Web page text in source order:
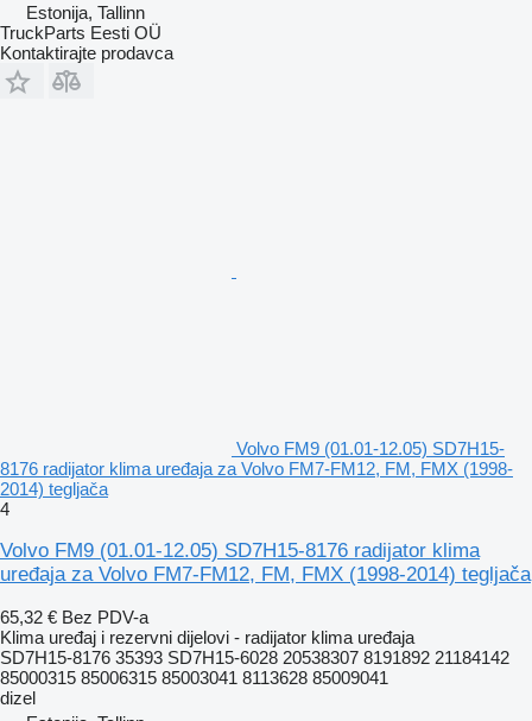
Estonija, Tallinn
TruckParts Eesti OÜ
Kontaktirajte prodavca
Volvo FM9 (01.01-12.05) SD7H15-
8176 radijator klima uređaja za Volvo FM7-FM12, FM, FMX (1998-
2014) tegljača
4
Volvo FM9 (01.01-12.05) SD7H15-8176 radijator klima
uređaja za Volvo FM7-FM12, FM, FMX (1998-2014) tegljača
65,32 € Bez PDV-a
Klima uređaj i rezervni dijelovi - radijator klima uređaja
SD7H15-8176 35393 SD7H15-6028 20538307 8191892 21184142
85000315 85006315 85003041 8113628 85009041
dizel